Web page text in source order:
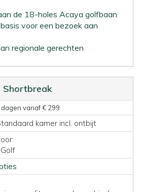
de 18-holes Acaya golfbaan
voor een bezoek aan
regionale gerechten
Shortbreak
dagen vanaf € 299
kamer incl. ontbijt